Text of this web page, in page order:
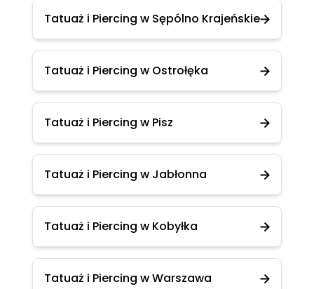
Tatuaż i Piercing w Sępólno Krajeńskie
Tatuaż i Piercing w Ostrołęka
Tatuaż i Piercing w Pisz
Tatuaż i Piercing w Jabłonna
Tatuaż i Piercing w Kobyłka
Tatuaż i Piercing w Warszawa